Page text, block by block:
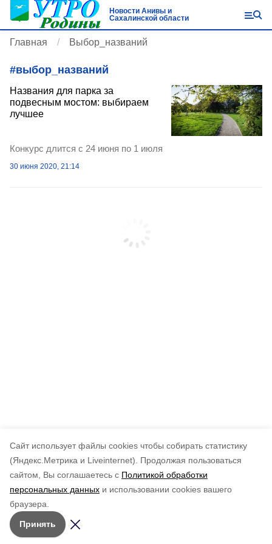
Cайт использует файлы cookies чтобы собирать статистику
(Яндекс.Метрика и Liveinternet).
Продолжая пользоваться
сайтом, Вы соглашаетесь с Политикой обработки
персональных данных и использовании cookies вашего
браузера.
Принять
Новости Анивы и
Сахалинской области
Главная Выбор_названий
#выбор_названий
Названия для парка за
подвесным мостом: выбираем
лучшее
Конкурс длится с 24 июня по 1 июля
30 июня 2020, 21:14